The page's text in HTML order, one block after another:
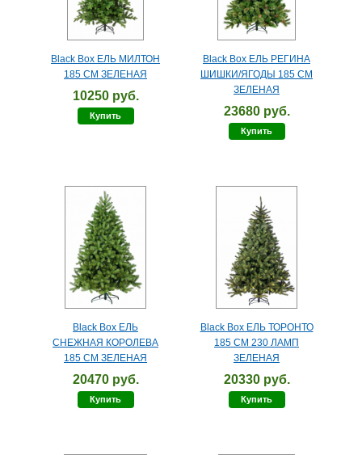
Black Box ЕЛЬ МИЛТОН
185 СМ ЗЕЛЕНАЯ
10250 руб.
Купить
Black Box ЕЛЬ РЕГИНА
ШИШКИ/ЯГОДЫ 185 СМ
ЗЕЛЕНАЯ
23680 руб.
Купить
Black Box ЕЛЬ
СНЕЖНАЯ КОРОЛЕВА
185 СМ ЗЕЛЕНАЯ
20470 руб.
Купить
Black Box ЕЛЬ ТОРОНТО
185 СМ 230 ЛАМП
ЗЕЛЕНАЯ
20330 руб.
Купить